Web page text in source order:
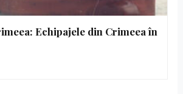
Echipajele din Crimeea în